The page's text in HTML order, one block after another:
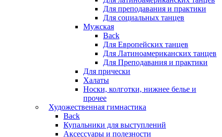
Для преподавания и практики
Для социальных танцев
Мужская
Back
Для Европейских танцев
Для Латиноамериканских танцев
Для Преподавания и практики
Для прически
Халаты
Носки, колготки, нижнее белье и
прочее
Художественная гимнастика
Back
Купальники для выступлений
Аксессуары и полезности